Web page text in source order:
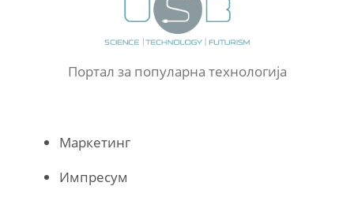
Портал за популарна технологија
Маркетинг
Импресум